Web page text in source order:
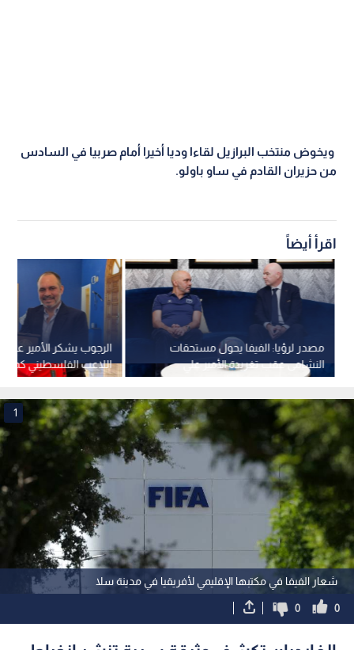
ويخوض منتخب البرازيل لقاءا وديا أخيرا أمام صربيا في السادس
من حزيران القادم في ساو باولو.
اقرأ أيضاً
الرجوب يشكر
اللاعب الفلسطيني
مصدر لرؤيا: الفيفا يحول مستحقات
النشامى عقب تغريدة الأمير علي
شعار الفيفا في مكتبها الإقليمي لأفريقيا في مدينة سلا
1
0
0